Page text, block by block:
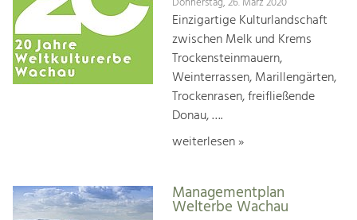
Einzigartige Kulturlandschaft
zwischen Melk und Krems
Trockensteinmauern,
Weinterrassen, Marillengärten,
Trockenrasen, freifließende
Donau, ….
weiterlesen »
Managementplan
Welterbe Wachau